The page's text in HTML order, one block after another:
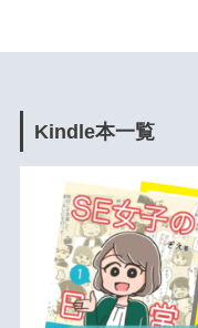
Kindle本一覧